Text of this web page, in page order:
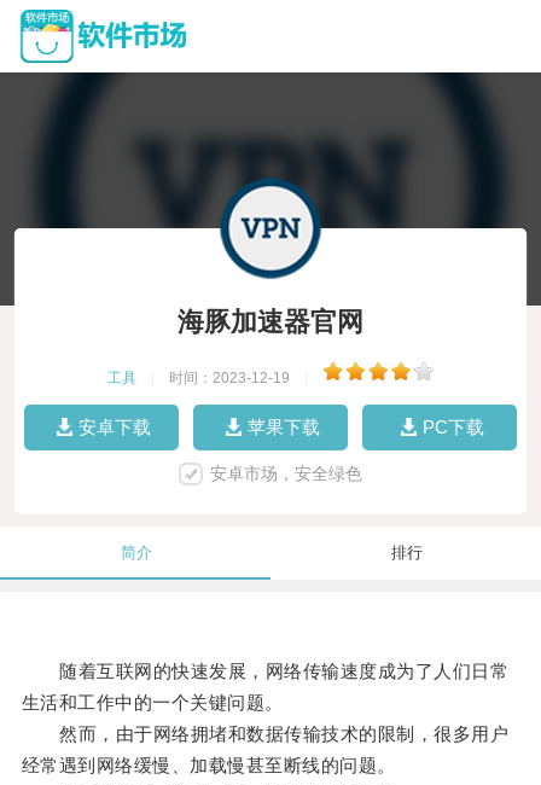
海豚加速器官网
工具 时间：2023-12-19
安卓下载 苹果下载 PC下载
安卓市场，安全绿色
简介 排行
随着互联网的快速发展，网络传输速度成为了人们日常
生活和工作中的一个关键问题。
然而，由于网络拥堵和数据传输技术的限制，很多用户
经常遇到网络缓慢、加载慢甚至断线的问题。